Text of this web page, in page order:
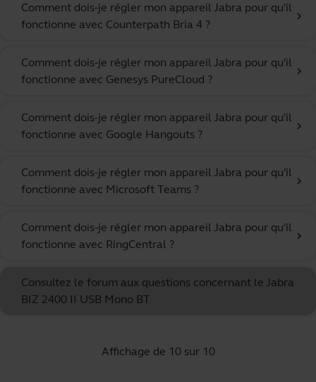
Comment dois-je régler mon appareil Jabra pour qu'il
fonctionne avec Counterpath Bria 4 ?
chevron_right
Comment dois-je régler mon appareil Jabra pour qu'il
fonctionne avec Genesys PureCloud ?
chevron_right
Comment dois-je régler mon appareil Jabra pour qu'il
fonctionne avec Google Hangouts ?
chevron_right
Comment dois-je régler mon appareil Jabra pour qu'il
fonctionne avec Microsoft Teams ?
chevron_right
Comment dois-je régler mon appareil Jabra pour qu'il
fonctionne avec RingCentral ?
chevron_right
Consultez le forum aux questions concernant le Jabra
BIZ 2400 II USB Mono BT
Affichage de 10 sur 10